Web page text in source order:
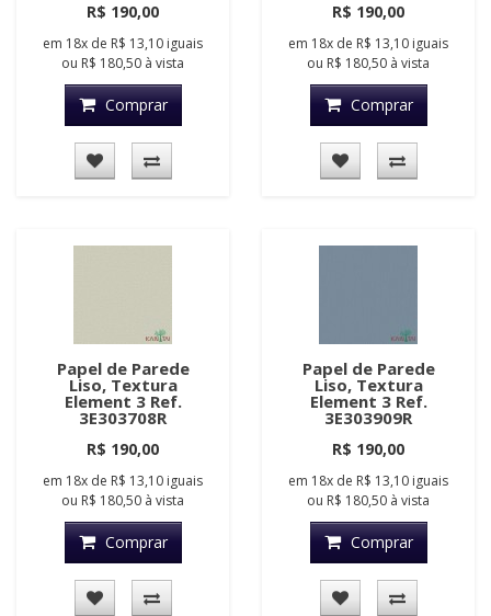
R$ 190,00
em 18x de R$ 13,10 iguais
ou R$ 180,50 à vista
Comprar
R$ 190,00
em 18x de R$ 13,10 iguais
ou R$ 180,50 à vista
Comprar
Papel de Parede
Liso, Textura
Element 3 Ref.
3E303708R
R$ 190,00
em 18x de R$ 13,10 iguais
ou R$ 180,50 à vista
Comprar
Papel de Parede
Liso, Textura
Element 3 Ref.
3E303909R
R$ 190,00
em 18x de R$ 13,10 iguais
ou R$ 180,50 à vista
Comprar